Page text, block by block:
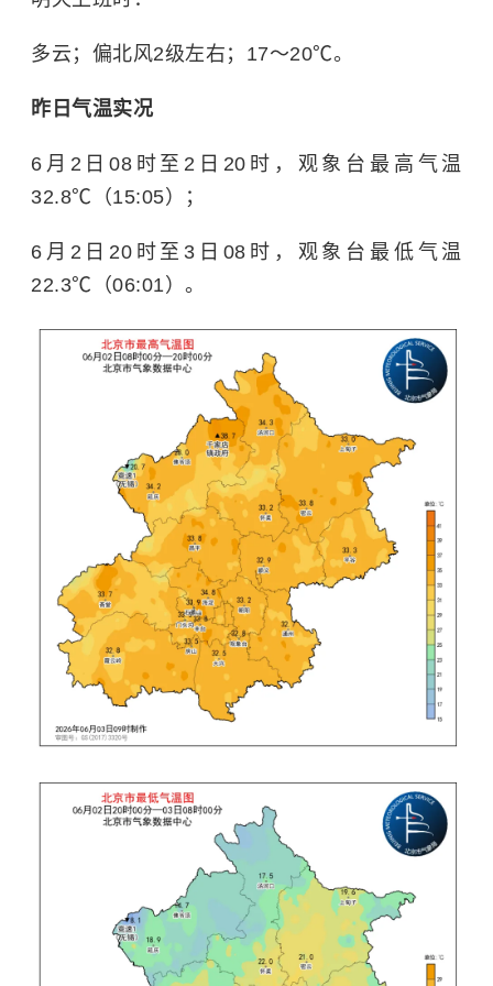
多云；偏北风2级左右；17～20℃。
昨日气温实况
6月2日08时至2日20时，观象台最高气温
32.8℃（15:05）；
6月2日20时至3日08时，观象台最低气温
22.3℃（06:01）。